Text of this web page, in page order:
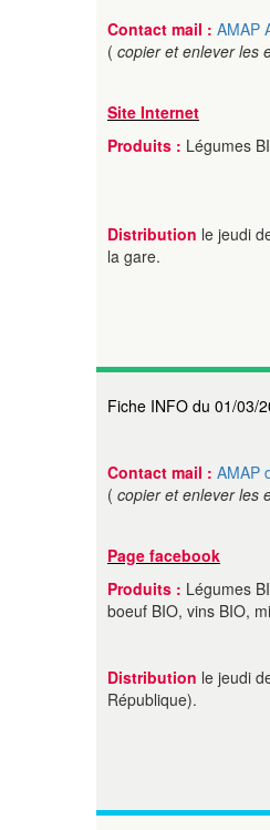
Contact mail : AMAP
( copier et enlever les
Site Internet
Produits : Légumes
Distribution le jeudi
la gare.
Fiche INFO du 01/03/
Contact mail : AMAP
( copier et enlever les
Page facebook
Produits : Légumes
boeuf BIO, vins BIO,
Distribution le jeudi
République).